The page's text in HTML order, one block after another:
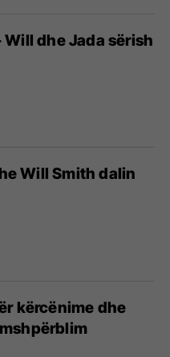
dhe Jada sërish
Will Smith dalin
kërcënime dhe